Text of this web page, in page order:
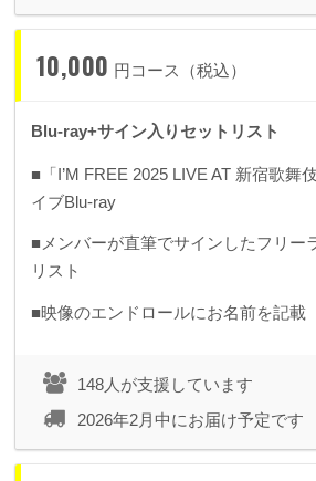
10,000 円コース（税込）
Blu-ray+サイン入りセットリスト
■「I’M FREE 2025 LIVE AT 新宿歌舞
イブBlu-ray
■メンバーが直筆でサインしたフリー
リスト
■映像のエンドロールにお名前を記載
148人が支援しています
2026年2月中にお届け予定です